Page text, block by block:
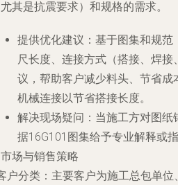
其是抗震要求）和规格的需求。
提供优化建议 ：基于图集和规
尺长度、连接方式（搭接、焊
议，帮助客户减少料头、节省
机械连接以节省搭接长度。
解决现场疑问 ：当施工方对图
据16G101图集给予专业解释或
场与销售策略
户分类 ：主要客户为施工总包单